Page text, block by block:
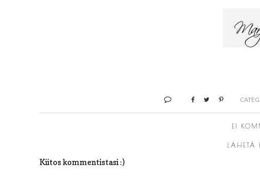
EI
LÄHETÄ
Kiitos kommentistasi :)